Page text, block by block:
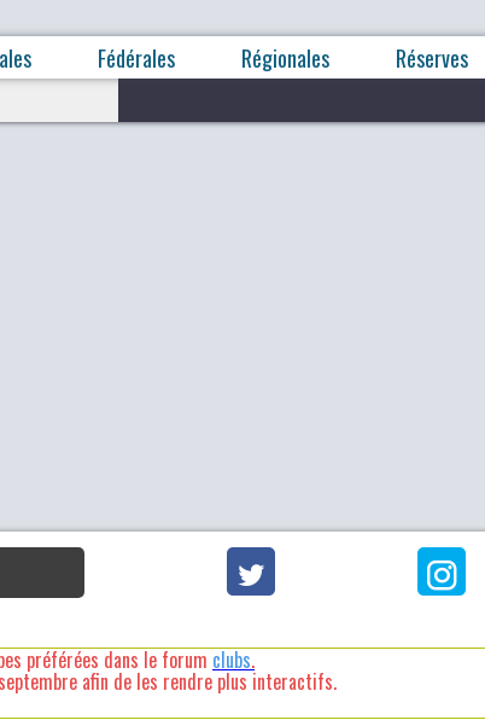
Fédérales Régionales Réserves
préférées dans le forum clubs.
afin de les rendre plus interactifs.